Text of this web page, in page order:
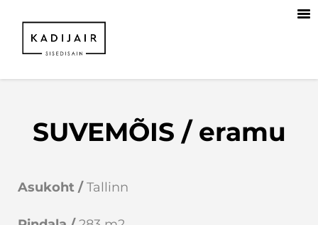
SUVEMÕIS / eramu
Asukoht /Tallinn